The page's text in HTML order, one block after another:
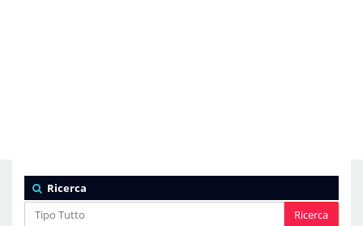
Ricerca
Ricerca